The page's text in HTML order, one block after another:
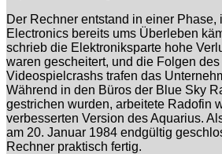
Der Rechner entstand in einer Phase,
Electronics bereits ums Überleben
schrieb die Elektroniksparte hohe
waren gescheitert, und die Folgen
Videospielcrashs trafen das
Während in den Büros der Blue Sky
gestrichen wurden, arbeitete Radofin
verbesserten Version des Aquarius.
am 20. Januar 1984 endgültig
Rechner praktisch fertig.